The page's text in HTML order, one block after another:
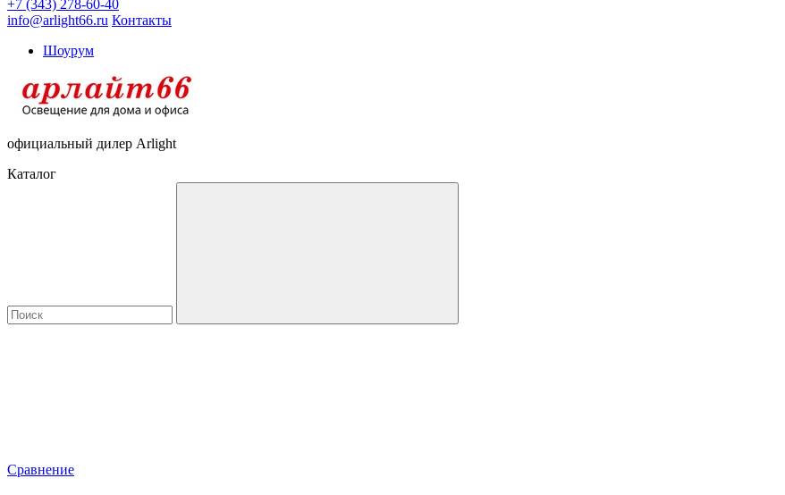
+7 (343) 278-60-40
info@arlight66.ru Контакты
Шоурум
официальный дилер Arlight
Каталог
Сравнение